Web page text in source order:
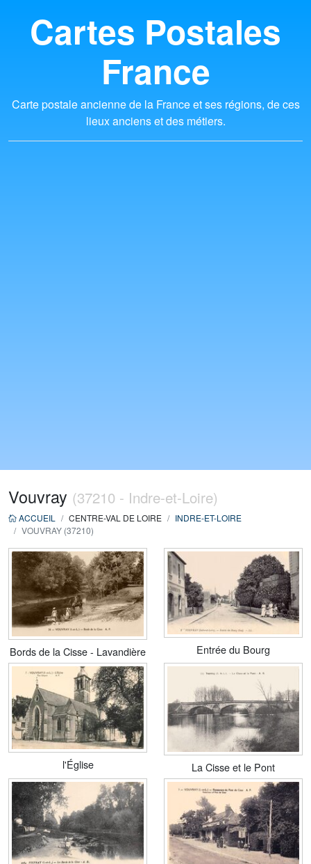
Cartes Postales
France
Carte postale ancienne de la France et ses régions, de ces
lieux anciens et des métiers.
Vouvray (37210 - Indre-et-Loire)
ACCUEIL CENTRE-VAL DE LOIRE
INDRE-ET-LOIRE
VOUVRAY (37210)
Bords de la Cisse - Lavandière Entrée du Bourg
l'Église La Cisse et le Pont